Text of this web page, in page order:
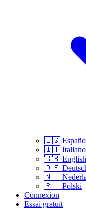
🇪🇸
🇮🇹 Italiano
🇬🇧 English
🇩🇪
🇳🇱
🇵🇱 Polski
Connexion
Essai gratuit